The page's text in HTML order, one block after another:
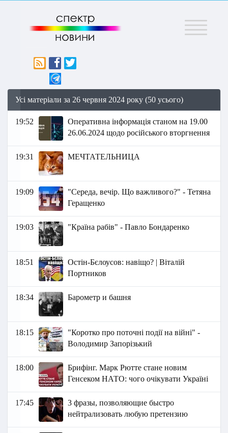
Меню
Усі матеріали за 26 червня 2024 року (50 усього)
19:52
Оперативна інформація станом на 19.00
26.06.2024 щодо російського вторгнення
19:31 МЕЧТАТЕЛЬНИЦА
19:09
"Середа, вечір. Що важливого?" - Тетяна
Геращенко
19:03 "Країна рабів" - Павло Бондаренко
18:51
Остін-Бєлоусов: навіщо? | Віталій
Портников
18:34 Барометр и башня
18:15
"Коротко про поточні події на війні" -
Володимир Запорізький
18:00
Брифінг. Марк Рютте стане новим
Генсеком НАТО: чого очікувати Україні
17:45
3 фразы, позволяющие быстро
нейтрализовать любую претензию